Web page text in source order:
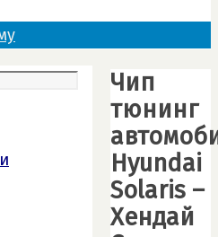
Чип
тюнинг
Hyundai
Solaris –
Хендай